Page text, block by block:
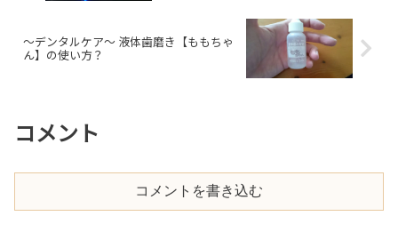
～デンタルケア～ 液体歯磨き【ももちゃ
ん】の使い方？
コメント
コメントを書き込む